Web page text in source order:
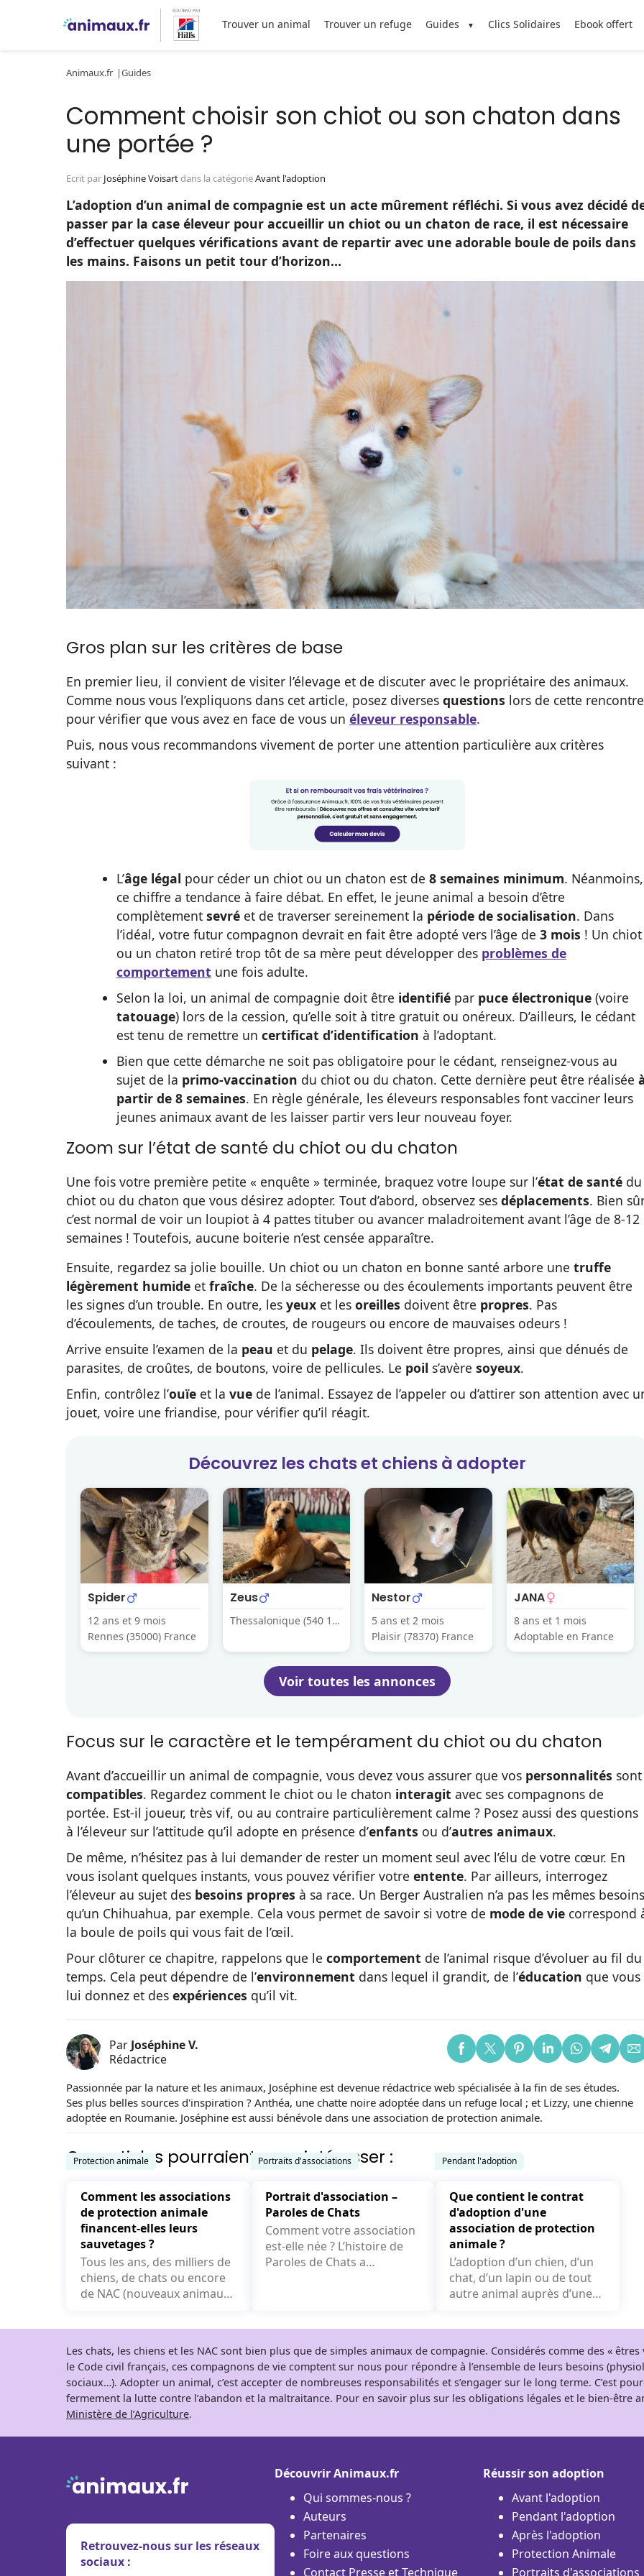
Trouver un animal Trouver un refuge Guides Clics Solidaires Ebook offert
Animaux.fr Guides
Comment choisir son chiot ou son chaton dans
une portée ?
Ecrit par Joséphine Voisartdans la catégorieAvant l'adoption
L’adoption d’un animal de compagnie est un acte mûrement réfléchi. Si vous avez décidé
passer par la case éleveur pour accueillir un chiot ou un chaton de race, il est nécessaire
d’effectuer quelques vérifications avant de repartir avec une adorable boule de poils dans
les mains. Faisons un petit tour d’horizon…
Gros plan sur les critères de base
En premier lieu, il convient de visiter l’élevage et de discuter avec le propriétaire des animaux.
Comme nous vous l’expliquons dans cet article, posez diverses questions lors de cette rencontre
pour vérifier que vous avez en face de vous un éleveur responsable.
Puis, nous vous recommandons vivement de porter une attention particulière aux critères
suivant :
L’âge légal pour céder un chiot ou un chaton est de 8 semaines minimum. Néanmoins,
ce chiffre a tendance à faire débat. En effet, le jeune animal a besoin d’être
complètement sevré et de traverser sereinement la période de socialisation. Dans
l’idéal, votre futur compagnon devrait en fait être adopté vers l’âge de 3 mois ! Un chiot
ou un chaton retiré trop tôt de sa mère peut développer des problèmes de
comportement une fois adulte.
Selon la loi, un animal de compagnie doit être identifié par puce électronique (voire
tatouage) lors de la cession, qu’elle soit à titre gratuit ou onéreux. D’ailleurs, le cédant
est tenu de remettre un certificat d’identification à l’adoptant.
Bien que cette démarche ne soit pas obligatoire pour le cédant, renseignez-vous au
sujet de la primo-vaccination du chiot ou du chaton. Cette dernière peut être réalisée
partir de 8 semaines. En règle générale, les éleveurs responsables font vacciner leurs
jeunes animaux avant de les laisser partir vers leur nouveau foyer.
Zoom sur l’état de santé du chiot ou du chaton
Une fois votre première petite « enquête » terminée, braquez votre loupe sur l’état de santé du
chiot ou du chaton que vous désirez adopter. Tout d’abord, observez ses déplacements. Bien
c’est normal de voir un loupiot à 4 pattes tituber ou avancer maladroitement avant l’âge de 8-12
semaines ! Toutefois, aucune boiterie n’est censée apparaître.
Ensuite, regardez sa jolie bouille. Un chiot ou un chaton en bonne santé arbore une truffe
légèrement humide et fraîche. De la sécheresse ou des écoulements importants peuvent être
les signes d’un trouble. En outre, les yeux et les oreilles doivent être propres. Pas
d’écoulements, de taches, de croutes, de rougeurs ou encore de mauvaises odeurs !
Arrive ensuite l’examen de la peau et du pelage. Ils doivent être propres, ainsi que dénués de
parasites, de croûtes, de boutons, voire de pellicules. Le poil s’avère soyeux.
Enfin, contrôlez l’ouïe et la vue de l’animal. Essayez de l’appeler ou d’attirer son attention avec
jouet, voire une friandise, pour vérifier qu’il réagit.
Découvrez leschats et chiensà adopter
Spider
12 ans et 9 mois
Rennes (35000) France
Zeus
Thessalonique (540 12)
Nestor
5 ans et 2 mois
Plaisir (78370) France
JANA
8 ans et 1 mois
Adoptable en France
Voir toutes les annonces
Focus sur le caractère et le tempérament du chiot ou du chaton
Avant d’accueillir un animal de compagnie, vous devez vous assurer que vos personnalités sont
compatibles. Regardez comment le chiot ou le chaton interagit avec ses compagnons de
portée. Est-il joueur, très vif, ou au contraire particulièrement calme ? Posez aussi des questions
à l’éleveur sur l’attitude qu’il adopte en présence d’enfants ou d’autres animaux.
De même, n’hésitez pas à lui demander de rester un moment seul avec l’élu de votre cœur. En
vous isolant quelques instants, vous pouvez vérifier votre entente. Par ailleurs, interrogez
l’éleveur au sujet des besoins propres à sa race. Un Berger Australien n’a pas les mêmes besoins
qu’un Chihuahua, par exemple. Cela vous permet de savoir si votre de mode de vie correspond
la boule de poils qui vous fait de l’œil.
Pour clôturer ce chapitre, rappelons que le comportement de l’animal risque d’évoluer au fil du
temps. Cela peut dépendre de l’environnement dans lequel il grandit, de l’éducation que vous
lui donnez et des expériences qu’il vit.
ParJoséphine V.
Rédactrice
Passionnée par la nature et les animaux, Joséphine est devenue rédactrice web spécialisée à la fin de ses études.
Ses plus belles sources d'inspiration ? Anthéa, une chatte noire adoptée dans un refuge local ; et Lizzy, une chienne
adoptée en Roumanie. Joséphine est aussi bénévole dans une association de protection animale.
Ces articles pourraient vous intéresser :
Protection animale
Comment les associations
de protection animale
financent-elles leurs
sauvetages ?
Tous les ans, des milliers de
chiens, de chats ou encore
de NAC (nouveaux animaux
par des associations....
Portraits d'associations
Portrait d'association –
Paroles de Chats
Comment votre association
est-elle née ? L’histoire de
Paroles de Chats a
Pendant l'adoption
Que contient le contrat
d'adoption d'une
association de protection
animale ?
L’adoption d’un chien, d’un
chat, d’un lapin ou de tout
autre animal auprès d’une
Les chats, les chiens et les NAC sont bien plus que de simples animaux de compagnie. Considérés comme des «
le Code civil français, ces compagnons de vie comptent sur nous pour répondre à l’ensemble de leurs besoins
sociaux…). Adopter un animal, c’est accepter de nombreuses responsabilités et s’engager sur le long terme. C’est
fermement la lutte contre l’abandon et la maltraitance. Pour en savoir plus sur les obligations légales et le bien-être
Ministère de l’Agriculture.
Retrouvez-nous sur les réseaux
sociaux :
Découvrir Animaux.fr
Qui sommes-nous ?
Auteurs
Partenaires
Foire aux questions
Contact Presse et Technique
Réussir son adoption
Avant l'adoption
Pendant l'adoption
Après l'adoption
Protection Animale
Portraits d'associations